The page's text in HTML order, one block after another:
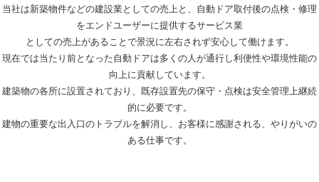
当社は新築物件などの建設業としての売上と、自動ドア取付後の点検・修理
をエンドユーザーに提供するサービス業
としての売上があることで景況に左右されず安心して働けます。
現在では当たり前となった自動ドアは多くの人が通行し利便性や環境性能の
向上に貢献しています。
建築物の各所に設置されており、既存設置先の保守・点検は安全管理上継続
的に必要です。
建物の重要な出入口のトラブルを解消し、お客様に感謝される、やりがいの
ある仕事です。